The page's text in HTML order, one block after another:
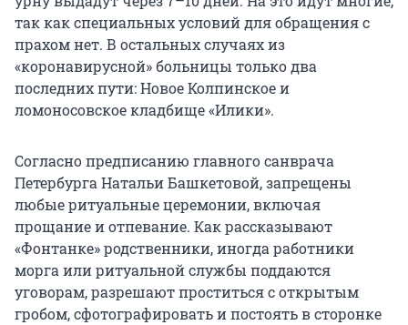
так как специальных условий для обращения с
прахом нет. В остальных случаях из
«коронавирусной» больницы только два
последних пути: Новое Колпинское и
ломоносовское кладбище «Илики».
Согласно предписанию главного санврача
Петербурга Натальи Башкетовой, запрещены
любые ритуальные церемонии, включая
прощание и отпевание. Как рассказывают
«Фонтанке» родственники, иногда работники
морга или ритуальной службы поддаются
уговорам, разрешают проститься с открытым
гробом, сфотографировать и постоять в сторонке